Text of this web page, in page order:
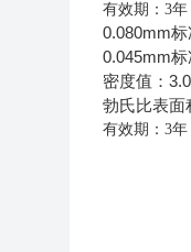
有效期： 3年
0.080mm标
0.045mm标
密度值：
勃氏比表面
有效期： 3年